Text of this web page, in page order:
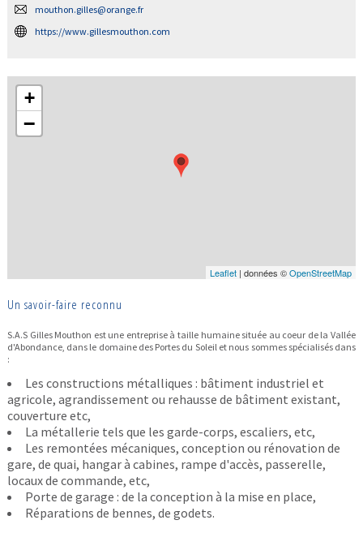
mouthon.gilles@orange.fr
https://www.gillesmouthon.com
+
−
Leaflet | données ©OpenStreetMap
Un savoir-faire reconnu
S.A.S Gilles Mouthon est une entreprise à taille humaine située au coeur de la Vallée
d'Abondance, dans le domaine des Portes du Soleil et nous sommes spécialisés dans
:
Les constructions métalliques : bâtiment industriel et
agricole, agrandissement ou rehausse de bâtiment existant,
couverture etc,
La métallerie tels que les garde-corps, escaliers, etc,
Les remontées mécaniques, conception ou rénovation de
gare, de quai, hangar à cabines, rampe d'accès, passerelle,
locaux de commande, etc,
Porte de garage : de la conception à la mise en place,
Réparations de bennes, de godets.